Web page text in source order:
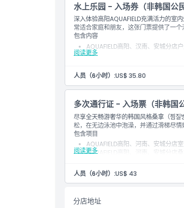
需要了解的事项
位置
取消政策
水上乐园 - 入场券（非韩国公民
深入体验高阳AQUAFIELD充满活力的室
常适合家庭和朋友，这张门票提供了一
阅读更多
包含内容
AQUAFIELD高阳、汉南、安城分店
注意事项
为了确保所有设施都可用，建议在晚
汗蒸房最后入场时间为晚上9:30
人员（6小时）:US$ 35.80
多次通行证 - 入场票（非韩国
尽享全天畅游奢华的韩国风格桑拿（찜
松，在无边泳池中泡澡，并通过滑梯尽
阅读更多
包含项目
AQUAFIELD高阳、河南、安城分店
AQUAFIELD高阳、河南、安城分店桑
入场时请将鞋子放入鞋柜，鞋柜将
为了确保所有设施均可使用，建议
人员（6小时）:US$ 43
分店地址